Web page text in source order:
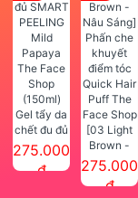
Gel tẩy da
chết đu đủ
SMART
PEELING
275.000
đ
[03 Light
Brown -
Nâu Sáng]
Phấn che
275.000
đ